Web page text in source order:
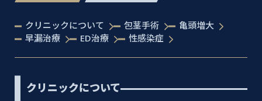
クリニックについて 包茎手術
亀頭増大
早漏治療
ED治療 性感染症
クリニックについて